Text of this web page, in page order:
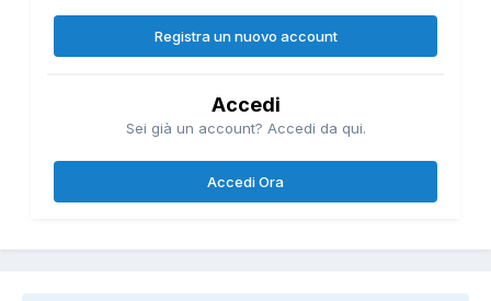
Registra un nuovo account
Accedi
Sei già un account? Accedi da qui.
Accedi Ora